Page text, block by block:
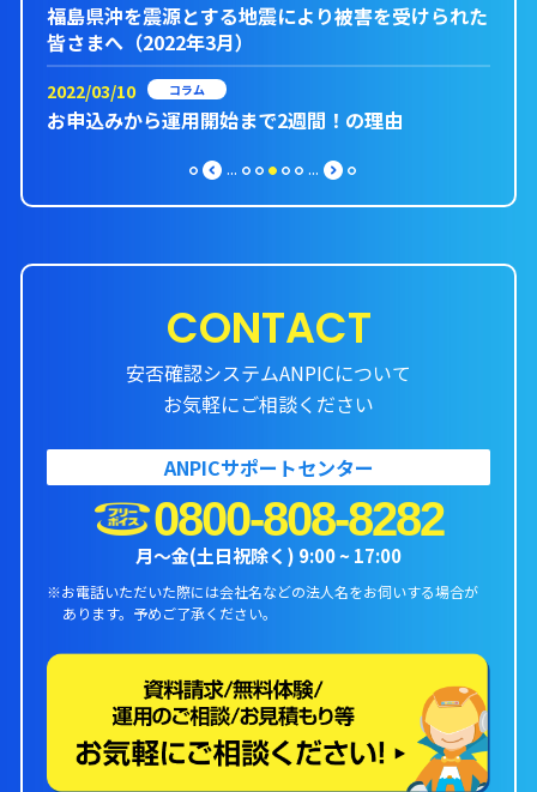
福島県沖を震源とする地震により被害を受けられた
皆さまへ（2022年3月）
2022/03/10 コラム
お申込みから運用開始まで2週間！の理由
... ...
CONTACT
安否確認システムANPICについて
お気軽にご相談ください
ANPICサポートセンター
0800-808-8282
月〜金(土日祝除く) 9:00 ~ 17:00
※お電話いただいた際には会社名などの法人名をお伺いする場合が
あります。 予めご了承ください。